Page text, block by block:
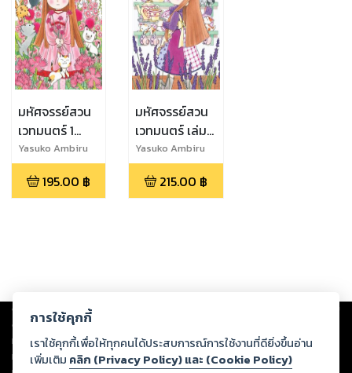
มหัศจรรย์สวน
เวทมนตร์ 1
(eb)
Yasuko Ambiru
195.00 ฿
มหัศจรรย์สวน
เวทมนตร์ เล่ม
2 (eb)
Yasuko Ambiru
215.00 ฿
Copyright © 2026
ต่อผลงานหรือเนื้อหาใดที่อัปโหลดผ่านเว็บไซต์และปรากฏว่าละเมิดสิทธิใน
ทรัพย์สินทางปัญญาของบุคคลอื่นหรือขัดต่อกฎหมายและศีลธรรม ดังนั้น ผู้อ่าน
ทุกท่านโปรดใช้วิจารณญาณในการกลั่นกรองด้วยตนเอง และหากท่านพบว่าส่วน
การใช้คุกกี้
เราใช้คุกกี้เพื่อให้ทุกคนได้ประสบการณ์การใช้งานที่ดียิ่งขึ้นอ่าน
เพิ่มเติม คลิก (Privacy Policy) และ (Cookie Policy)